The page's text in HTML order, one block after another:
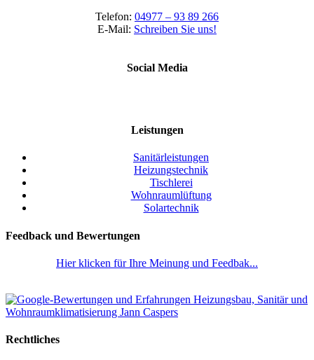
Telefon: 04977 – 93 89 266
E-Mail: Schreiben Sie uns!
Social Media
Leistungen
Sanitärleistungen
Heizungstechnik
Tischlerei
Wohnraumlüftung
Solartechnik
Feedback und Bewertungen
Hier klicken für Ihre Meinung und Feedbak...
Rechtliches